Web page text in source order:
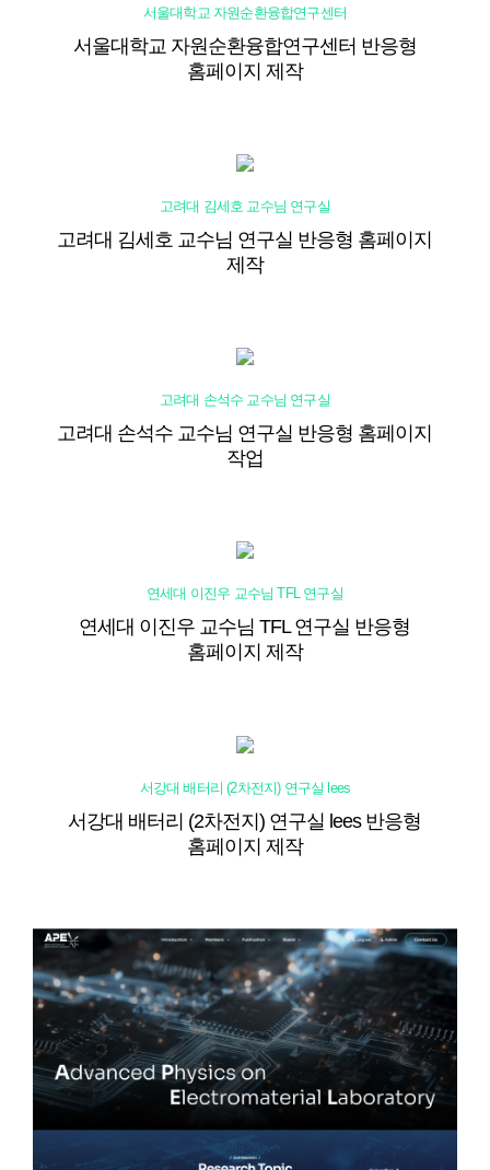
서울대학교 자원순환융합연구센터
서울대학교 자원순환융합연구센터 반응형
홈페이지 제작
고려대 김세호 교수님 연구실
고려대 김세호 교수님 연구실 반응형 홈페이지
제작
고려대 손석수 교수님 연구실
고려대 손석수 교수님 연구실 반응형 홈페이지
작업
연세대 이진우 교수님 TFL 연구실
연세대 이진우 교수님 TFL 연구실 반응형
홈페이지 제작
서강대 배터리 (2차전지) 연구실 lees
서강대 배터리 (2차전지) 연구실 lees 반응형
홈페이지 제작